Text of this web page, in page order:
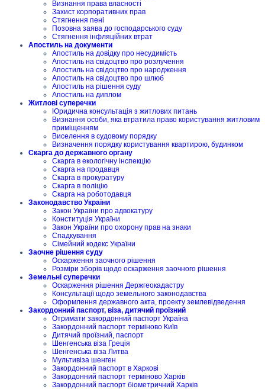
Визнання права власності
Захист корпоративних прав
Стягнення пені
Позовна заява до господарського суду
Стягнення інфляційних втрат
Апостиль на документи
Апостиль на довідку про несудимість
Апостиль на свідоцтво про розлучення
Апостиль на свідоцтво про народження
Апостиль на свідоцтво про шлюб
Апостиль на рішення суду
Апостиль на диплом
Житлові суперечки
Юридична консультація з житлових питань
Визнання особи, яка втратила право користування житловим
приміщенням
Виселення в судовому порядку
Визначення порядку користування квартирою, будинком
Скарга до державного органу
Скарга в екологічну інспекцію
Скарга на продавця
Скарга в прокуратуру
Скарга в поліцію
Скарга на роботодавця
Законодавство України
Закон України про адвокатуру
Конституція України
Закон України про охорону прав на знаки
Спадкування
Сімейний кодекс України
Заочне рішення суду
Оскарження заочного рішення
Розміри зборів щодо оскарження заочного рішення
Земельні суперечки
Оскарження рішення Держгеокадастру
Консультації щодо земельного законодавства
Оформлення державного акта, проекту землевідведення
Закордонний паспорт, віза, дитячий проїзний
Отримати закордонний паспорт Україна
Закордонний паспорт терміново Київ
Дитячий проїзний, паспорт
Шенгенська віза Греція
Шенгенська віза Литва
Мультивіза шенген
Закордонний паспорт в Харкові
Закордонний паспорт терміново Харків
Закордонний паспорт біометричний Харків